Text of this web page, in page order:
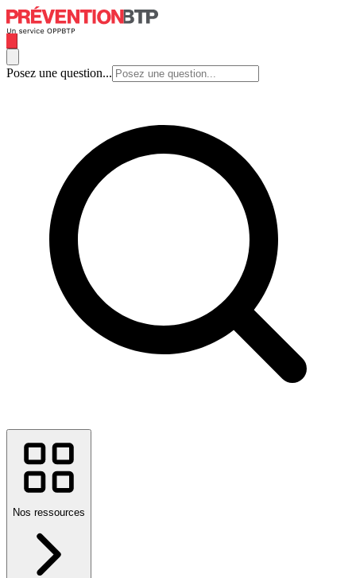
Posez une question...
Nos ressources